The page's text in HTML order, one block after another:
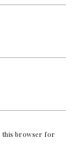
this browser for